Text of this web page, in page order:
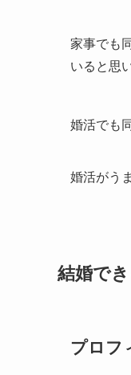
家事でも
いると思
婚活でも
婚活がう
結婚で
プロフ